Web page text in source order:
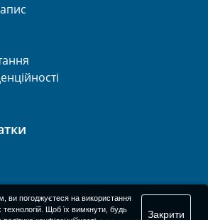
ви погоджуєтеся на використання
технологій. Щоб їх вимкнути, будь
Закрити